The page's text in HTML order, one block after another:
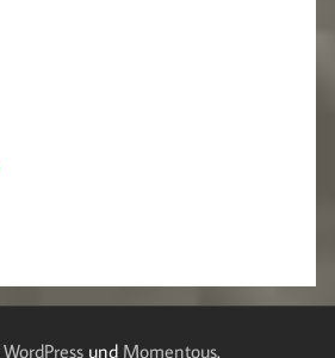
WordPress und Momentous.